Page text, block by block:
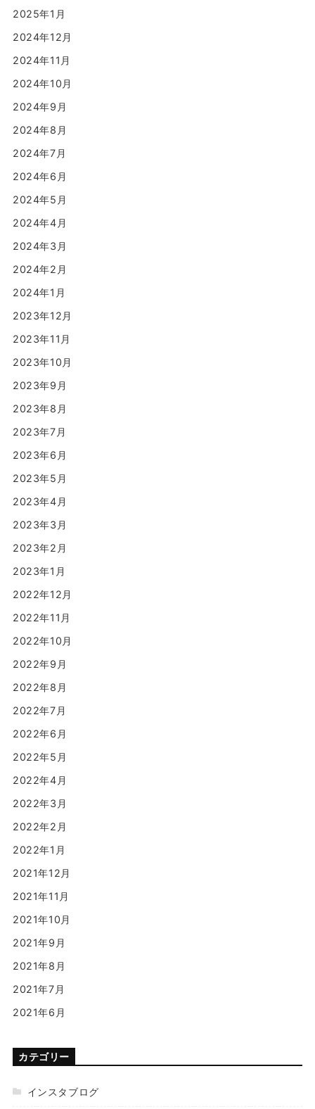
2025年1月
2024年12月
2024年11月
2024年10月
2024年9月
2024年8月
2024年7月
2024年6月
2024年5月
2024年4月
2024年3月
2024年2月
2024年1月
2023年12月
2023年11月
2023年10月
2023年9月
2023年8月
2023年7月
2023年6月
2023年5月
2023年4月
2023年3月
2023年2月
2023年1月
2022年12月
2022年11月
2022年10月
2022年9月
2022年8月
2022年7月
2022年6月
2022年5月
2022年4月
2022年3月
2022年2月
2022年1月
2021年12月
2021年11月
2021年10月
2021年9月
2021年8月
2021年7月
2021年6月
カテゴリー
インスタブログ